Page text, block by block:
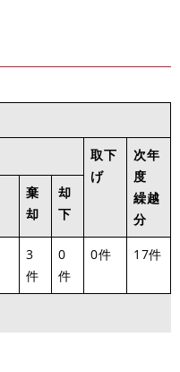
取下
げ
次年
度
繰越
分
棄
却
却
下
3
件
0
件
0件 17件